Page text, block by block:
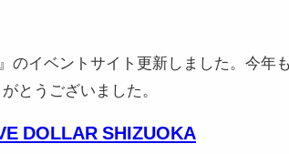
イベントサイト更新しました。今年
とうございました。
DOLLAR SHIZUOKA